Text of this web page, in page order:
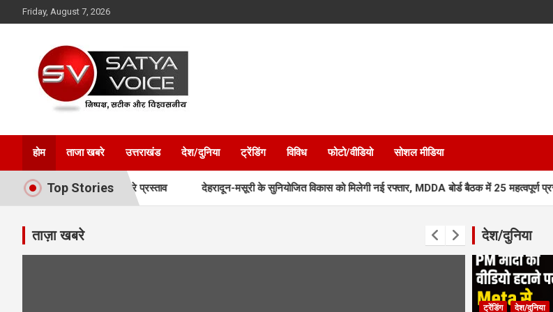
to
Friday, August 7, 2026
Satya Voice
होम ताजा खबरे उत्तराखंड देश/दुनिया ट्रेंडिंग विविध फोटो/वीडियो सोशल मीडिया
Top Stories
खुशखबरी, देखें पूरे प्रस्ताव देहरादून-मसूरी के सुनियोजित विकास को मिलेगी नई रफ्तार, MDDA बोर्ड बैठक में 25 महत्वपूर्ण प्रस्तावों को मंजूरी
ताज़ा खबरे देश/दुनिया
ट्रेंडिंग देश/दुनिया